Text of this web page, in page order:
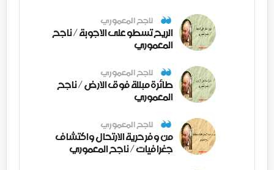
ناجح المعموري
الريح تسطو على الاجوبة / ناجح
المعموري
ناجح المعموري
طائرة مبللة فوق الارض / ناجح
المعموري
ناجح المعموري
من وفر حرية الارتحال واكتشاف
جغرافيات / ناجح المعموري